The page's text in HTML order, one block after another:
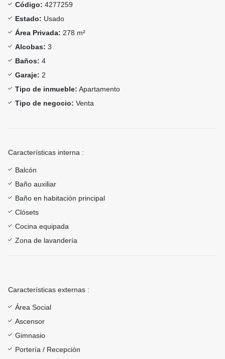
Código: 4277259
Estado: Usado
Área Privada: 278 m²
Alcobas: 3
Baños: 4
Garaje: 2
Tipo de inmueble: Apartamento
Tipo de negocio: Venta
Características interna :
Balcón
Baño auxiliar
Baño en habitación principal
Clósets
Cocina equipada
Zona de lavandería
Características externas :
Área Social
Ascensor
Gimnasio
Portería / Recepción